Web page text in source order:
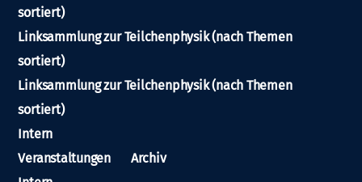
sortiert)
Linksammlung zur Teilchenphysik (nach Themen
sortiert)
Linksammlung zur Teilchenphysik (nach Themen
sortiert)
Intern
Veranstaltungen
Archiv